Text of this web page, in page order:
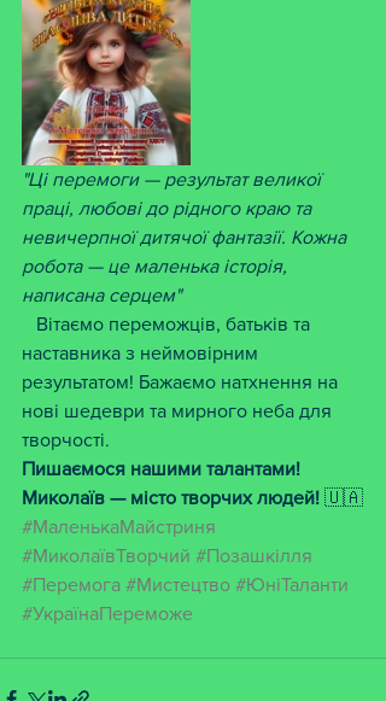
"Ці перемоги — результат великої
праці, любові до рідного краю та
невичерпної дитячої фантазії. Кожна
робота — це маленька історія,
написана серцем"
наставника з неймовірним
результатом! Бажаємо натхнення на
нові шедеври та мирного неба для
творчості.
Пишаємося нашими талантами!
Миколаїв — місто творчих людей! 🇺🇦
#МаленькаМайстриня
#МиколаївТворчий #Позашкілля
#Перемога #Мистецтво #ЮніТаланти
#УкраїнаПереможе